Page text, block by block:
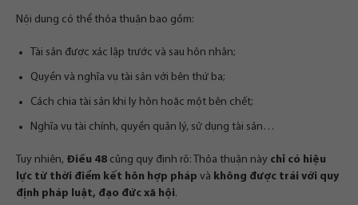
Nội dung có thể thỏa thuận bao gồm:
Tài sản được xác lập trước và sau hôn nhân;
Quyền và nghĩa vụ tài sản với bên thứ ba;
Cách chia tài sản khi ly hôn hoặc một bên chết;
Nghĩa vụ tài chính, quyền quản lý, sử dụng tài sản…
Tuy nhiên, Điều 48 cũng quy định rõ: Thỏa thuận này chỉ có hiệu
lực từ thời điểm kết hôn hợp pháp và không được trái với quy
định pháp luật, đạo đức xã hội.